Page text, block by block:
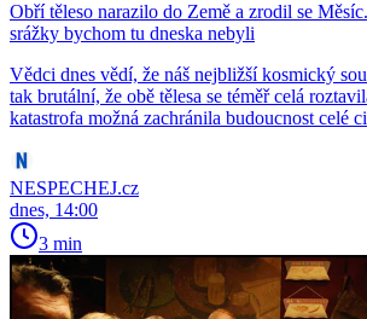
Obří těleso narazilo do Země a zrodil se
srážky bychom tu dneska nebyli
Vědci dnes vědí, že náš nejbližší kosmický
tak brutální, že obě tělesa se téměř celá
katastrofa možná zachránila budoucnost celé
NESPECHEJ.cz
dnes, 14:00
3 min